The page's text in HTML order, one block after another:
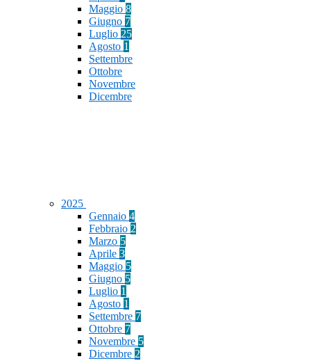
Maggio 8
Giugno 7
Luglio 25
Agosto 1
Settembre
Ottobre
Novembre
Dicembre
2025
Gennaio 4
Febbraio 2
Marzo 5
Aprile 3
Maggio 5
Giugno 5
Luglio 1
Agosto 1
Settembre 7
Ottobre 7
Novembre 5
Dicembre 2